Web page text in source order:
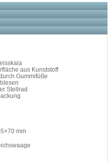
aus Kunststoff
Gummifüße
Stellrad
mm